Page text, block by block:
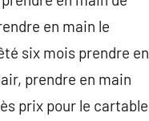
en main le
six mois prendre en
prendre en main
prix pour le cartable